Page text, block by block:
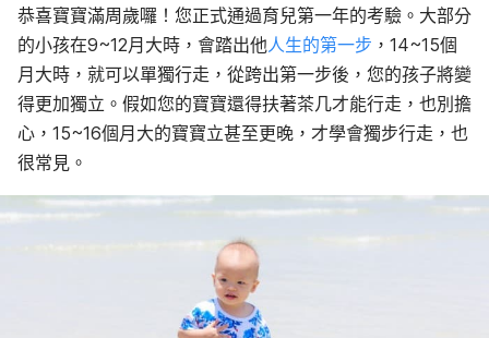
恭喜寶寶滿周歲囉！您正式通過育兒第一年的考驗。大部分
的小孩在9~12月大時，會踏出他人生的第一步 ，14~15個
月大時，就可以單獨行走，從跨出第一步後，您的孩子將變
得更加獨立。假如您的寶寶還得扶著茶几才能行走，也別擔
心，15~16個月大的寶寶立甚至更晚，才學會獨步行走，也
很常見。